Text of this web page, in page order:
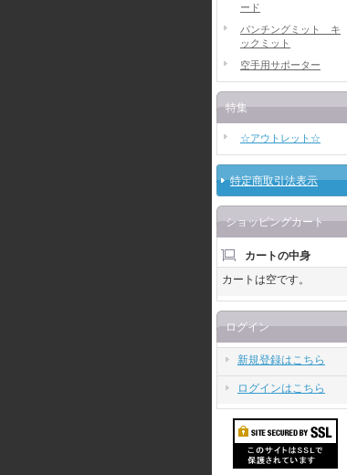
ード
パンチングミット キ
ックミット
空手用サポーター
特集
☆アウトレット☆
特定商取引法表示
ショッピングカート
カートの中身
カートは空です。
ログイン
新規登録はこちら
ログインはこちら